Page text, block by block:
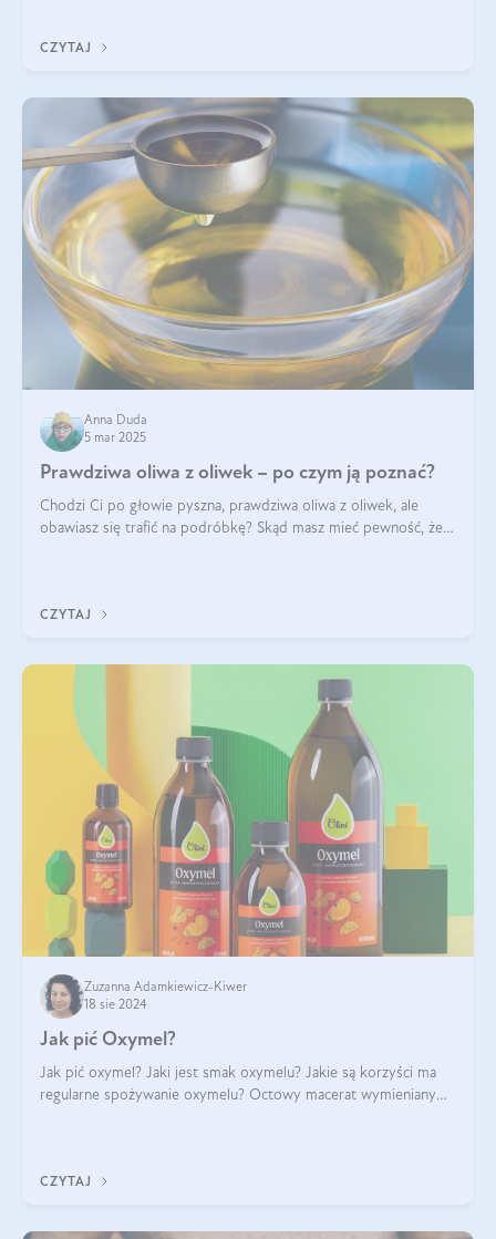
CZYTAJ
Anna Duda
5 mar 2025
Prawdziwa oliwa z oliwek – po czym ją poznać?
Chodzi Ci po głowie pyszna, prawdziwa oliwa z oliwek, ale
obawiasz się trafić na podróbkę? Skąd masz mieć pewność, że
CZYTAJ
Zuzanna Adamkiewicz-Kiwer
18 sie 2024
Jak pić Oxymel?
Jak pić oxymel? Jaki jest smak oxymelu? Jakie są korzyści ma
regularne spożywanie oxymelu? Octowy macerat wymieniany
CZYTAJ